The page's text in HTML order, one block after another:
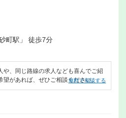
町駅」 徒歩7分
や、同じ路線の求人なども喜んでご紹
望があれば、ぜひご相談ください。
無料で相談する